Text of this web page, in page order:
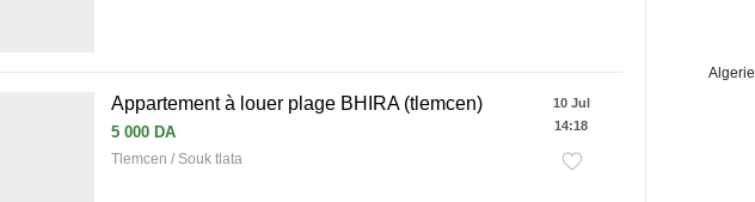
Appartement à louer plage BHIRA (tlemcen)
5 000 DA
Tlemcen / Souk tlata
10 Jul
14:18